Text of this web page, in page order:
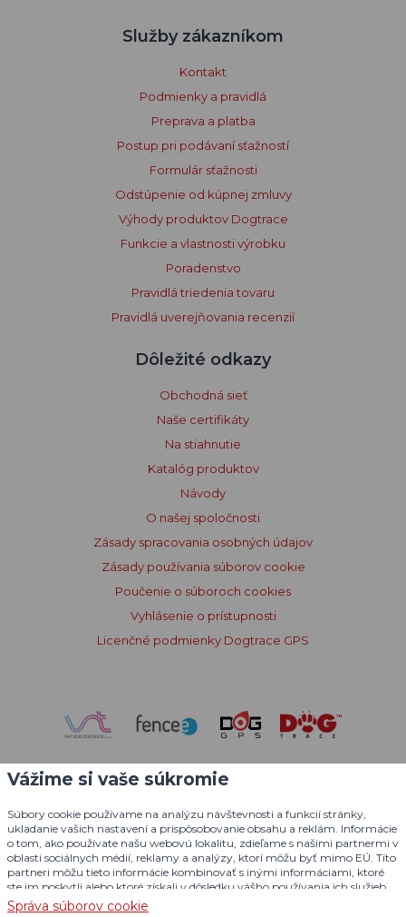
Služby zákazníkom
Kontakt
Podmienky a pravidlá
Preprava a platba
Postup pri podávaní sťažností
Formulár sťažnosti
Odstúpenie od kúpnej zmluvy
Výhody produktov Dogtrace
Funkcie a vlastnosti výrobku
Poradenstvo
Pravidlá triedenia tovaru
Pravidlá uverejňovania recenzií
Dôležité odkazy
Obchodná sieť
Naše certifikáty
Na stiahnutie
Katalóg produktov
Návody
O našej spoločnosti
Zásady spracovania osobných údajov
Zásady používania súborov cookie
Poučenie o súboroch cookies
Vyhlásenie o prístupnosti
Licenčné podmienky Dogtrace GPS
Vážime si vaše súkromie
Súbory cookie používame na analýzu návštevnosti a funkcií stránky,
ukladanie vašich nastavení a prispôsobovanie obsahu a reklám. Informácie
o tom, ako používate našu webovú lokalitu, zdieľame s našimi partnermi v
oblasti sociálnych médií, reklamy a analýzy, ktorí môžu byť mimo EÚ. Títo
partneri môžu tieto informácie kombinovať s inými informáciami, ktoré
ste im poskytli alebo ktoré získali v dôsledku vášho používania ich služieb.
Podrobné informácie
Správa súborov cookie